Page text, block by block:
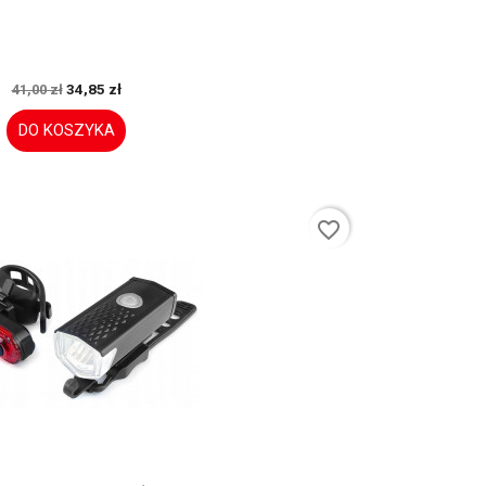
41,00 zł 34,85 zł
DO KOSZYKA
favorite_border